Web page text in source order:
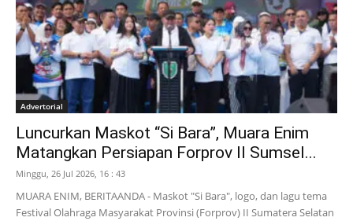
Advertorial
Luncurkan Maskot “Si Bara”, Muara Enim
Matangkan Persiapan Forprov II Sumsel...
Minggu, 26 Jul 2026, 16 : 43
MUARA ENIM, BERITAANDA - Maskot "Si Bara", logo, dan lagu tema
Festival Olahraga Masyarakat Provinsi (Forprov) II Sumatera Selatan